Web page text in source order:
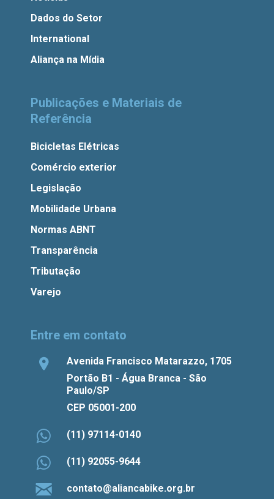
Dados do Setor
International
Aliança na Mídia
Publicações e Materiais de
Referência
Bicicletas Elétricas
Comércio exterior
Legislação
Mobilidade Urbana
Normas ABNT
Transparência
Tributação
Varejo
Entre em contato
Avenida Francisco Matarazzo, 1705
Portão B1 - Água Branca - São
Paulo/SP
CEP 05001-200
(11) 97114-0140
(11) 92055-9644
contato@aliancabike.org.br